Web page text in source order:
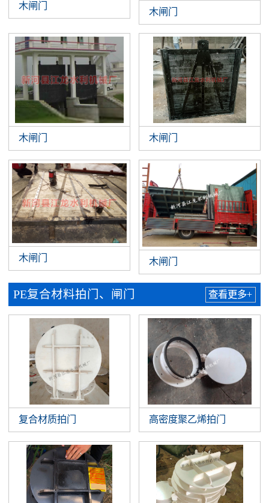
木闸门
木闸门
木闸门 木闸门
木闸门 木闸门
PE复合材料拍门、闸门 查看更多+
复合材质拍门 高密度聚乙烯拍门